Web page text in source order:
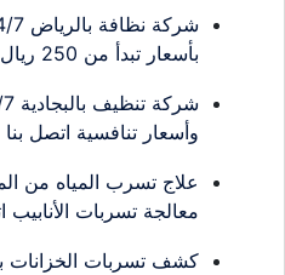
بأسعار تبدأ من 250 ريال فقط
وأسعار تنافسية اتصل بنا
معالجة تسربات الأنابيب